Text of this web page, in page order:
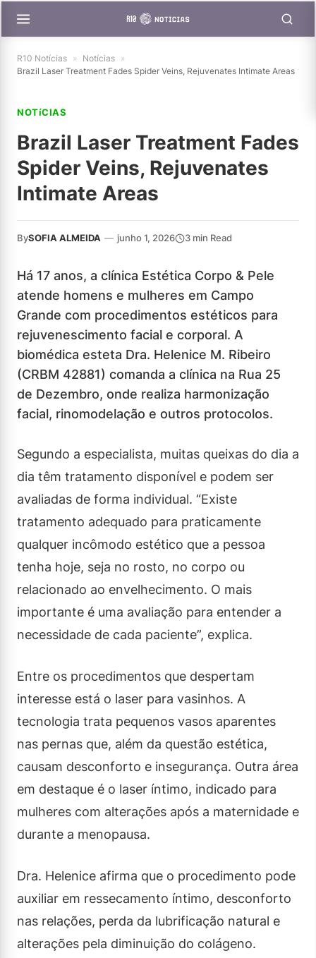
R10 Notícias » Notícias »
Brazil Laser Treatment Fades Spider Veins, Rejuvenates Intimate Areas
NOTíCIAS
Brazil Laser Treatment Fades
Spider Veins, Rejuvenates
Intimate Areas
BySOFIA ALMEIDA — junho 1, 2026 3 min Read
Há 17 anos, a clínica Estética Corpo & Pele
atende homens e mulheres em Campo
Grande com procedimentos estéticos para
rejuvenescimento facial e corporal. A
biomédica esteta Dra. Helenice M. Ribeiro
(CRBM 42881) comanda a clínica na Rua 25
de Dezembro, onde realiza harmonização
facial, rinomodelação e outros protocolos.
Segundo a especialista, muitas queixas do dia a
dia têm tratamento disponível e podem ser
avaliadas de forma individual. “Existe
tratamento adequado para praticamente
qualquer incômodo estético que a pessoa
tenha hoje, seja no rosto, no corpo ou
relacionado ao envelhecimento. O mais
importante é uma avaliação para entender a
necessidade de cada paciente”, explica.
Entre os procedimentos que despertam
interesse está o laser para vasinhos. A
tecnologia trata pequenos vasos aparentes
nas pernas que, além da questão estética,
causam desconforto e insegurança. Outra área
em destaque é o laser íntimo, indicado para
mulheres com alterações após a maternidade e
durante a menopausa.
Dra. Helenice afirma que o procedimento pode
auxiliar em ressecamento íntimo, desconforto
nas relações, perda da lubrificação natural e
alterações pela diminuição do colágeno.